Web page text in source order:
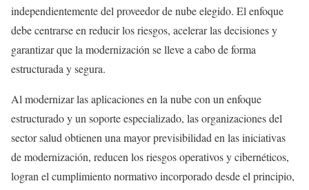
independientemente del proveedor de nube elegido. El enfoque
debe centrarse en reducir los riesgos, acelerar las decisiones y
garantizar que la modernización se lleve a cabo de forma
estructurada y segura.
Al modernizar las aplicaciones en la nube con un enfoque
estructurado y un soporte especializado, las organizaciones del
sector salud obtienen una mayor previsibilidad en las iniciativas
de modernización, reducen los riesgos operativos y cibernéticos,
logran el cumplimiento normativo incorporado desde el principio,